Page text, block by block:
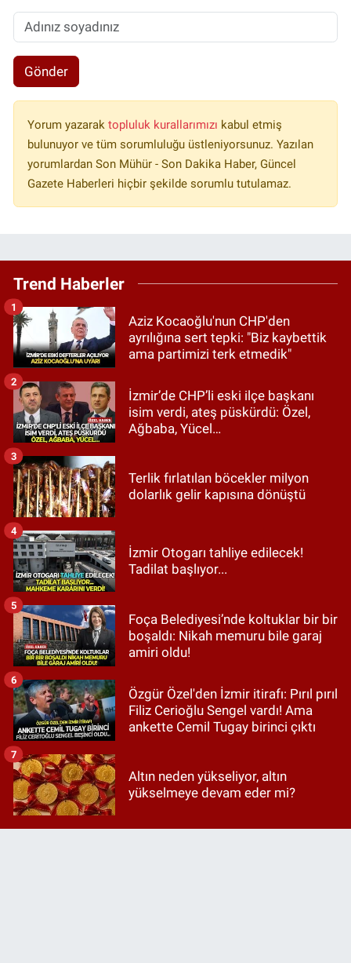
Gönder
Yorum yazarak topluluk kurallarımızı kabul etmiş
bulunuyor ve tüm sorumluluğu üstleniyorsunuz. Yazılan
yorumlardan Son Mühür - Son Dakika Haber, Güncel
Gazete Haberleri hiçbir şekilde sorumlu tutulamaz.
Trend Haberler
Aziz Kocaoğlu'nun CHP'den
ayrılığına sert tepki: "Biz kaybettik
ama partimizi terk etmedik"
1
İzmir’de CHP’li eski ilçe başkanı
isim verdi, ateş püskürdü: Özel,
Ağbaba, Yücel…
2
Terlik fırlatılan böcekler milyon
dolarlık gelir kapısına dönüştü
3
İzmir Otogarı tahliye edilecek!
Tadilat başlıyor...
4
Foça Belediyesi’nde koltuklar bir bir
boşaldı: Nikah memuru bile garaj
amiri oldu!
5
Özgür Özel'den İzmir itirafı: Pırıl pırıl
Filiz Cerioğlu Sengel vardı! Ama
ankette Cemil Tugay birinci çıktı
6
Altın neden yükseliyor, altın
yükselmeye devam eder mi?
7